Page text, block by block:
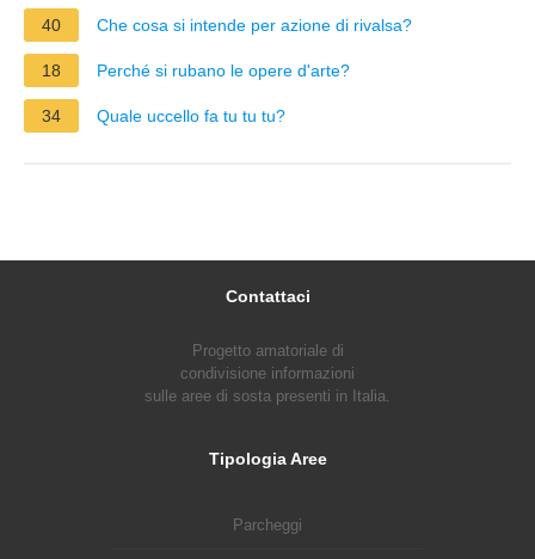
40
Che cosa si intende per azione di rivalsa?
18 Perché si rubano le opere d'arte?
34 Quale uccello fa tu tu tu?
Contattaci
Progetto amatoriale di
condivisione informazioni
sulle aree di sosta presenti in Italia.
Tipologia Aree
Parcheggi